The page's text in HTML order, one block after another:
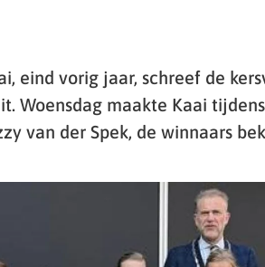
eind vorig jaar, schreef de
Woensdag maakte Kaai
van der Spek, de winnaars